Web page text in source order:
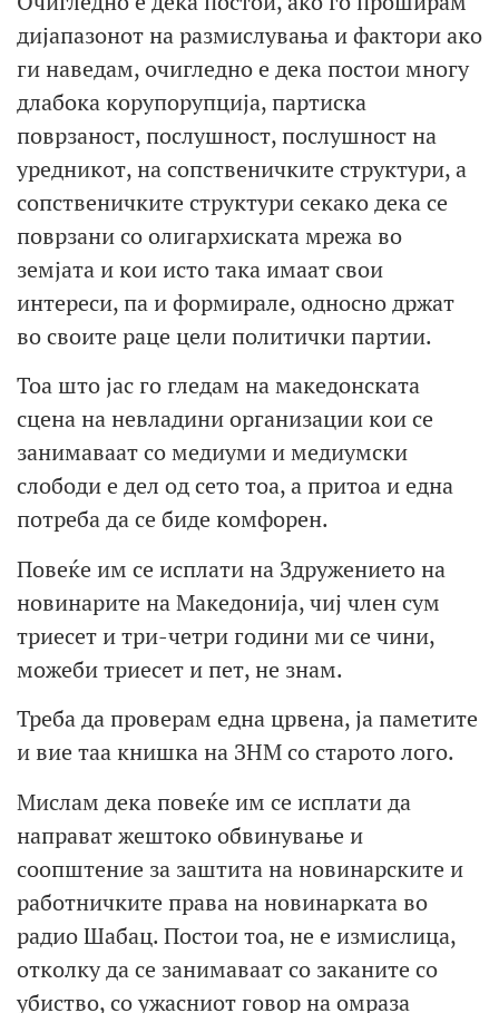
дијапазонот на размислувања и фактори ако
ги наведам, очигледно е дека постои многу
длабока корупорупција, партиска
поврзаност, послушност, послушност на
уредникот, на сопственичките структури, а
сопственичките структури секако дека се
поврзани со олигархиската мрежа во
земјата и кои исто така имаат свои
интереси, па и формирале, односно држат
во своите раце цели политички партии.
Тоа што јас го гледам на македонската
сцена на невладини организации кои се
занимаваат со медиуми и медиумски
слободи е дел од сето тоа, а притоа и една
потреба да се биде комфорен.
Повеќе им се исплати на Здружението на
новинарите на Македонија, чиј член сум
триесет и три-четри години ми се чини,
можеби триесет и пет, не знам.
Треба да проверам една црвена, ја паметите
и вие таа книшка на ЗНМ со старото лого.
Мислам дека повеќе им се исплати да
направат жештоко обвинување и
соопштение за заштита на новинарските и
работничките права на новинарката во
радио Шабац. Постои тоа, не е измислица,
отколку да се занимаваат со заканите со
убиство, со ужасниот говор на омраза